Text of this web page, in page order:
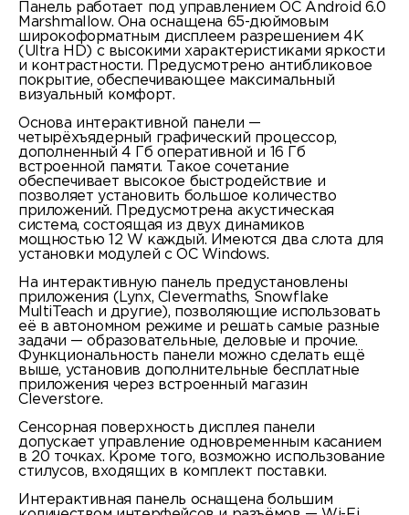
Панель работает под управлением ОС Android 6.0
Marshmallow. Она оснащена 65-дюймовым
широкоформатным дисплеем разрешением 4К
(Ultra HD) с высокими характеристиками яркости
и контрастности. Предусмотрено антибликовое
покрытие, обеспечивающее максимальный
визуальный комфорт.
Основа интерактивной панели —
четырёхъядерный графический процессор,
дополненный 4 Гб оперативной и 16 Гб
встроенной памяти. Такое сочетание
обеспечивает высокое быстродействие и
позволяет установить большое количество
приложений. Предусмотрена акустическая
система, состоящая из двух динамиков
мощностью 12 W каждый. Имеются два слота для
установки модулей с ОС Windows.
На интерактивную панель предустановлены
приложения (Lynx, Clevermaths, Snowflake
MultiTeach и другие), позволяющие использовать
её в автономном режиме и решать самые разные
задачи — образовательные, деловые и прочие.
Функциональность панели можно сделать ещё
выше, установив дополнительные бесплатные
приложения через встроенный магазин
Cleverstore.
Сенсорная поверхность дисплея панели
допускает управление одновременным касанием
в 20 точках. Кроме того, возможно использование
стилусов, входящих в комплект поставки.
Интерактивная панель оснащена большим